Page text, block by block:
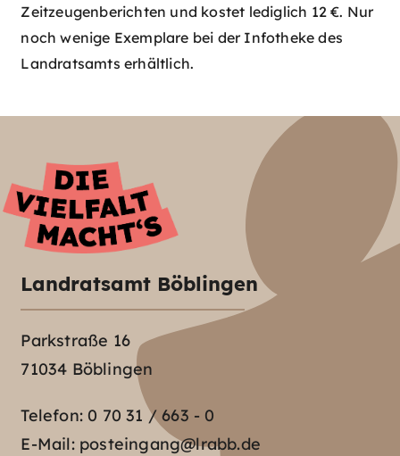
Zeitzeugenberichten und kostet lediglich 12 €. Nur
noch wenige Exemplare bei der Infotheke des
Landratsamts erhältlich.
Landratsamt Böblingen
Parkstraße 16
71034 Böblingen
Telefon:0 70 31 / 663 - 0
E-Mail: posteingang@lrabb.de